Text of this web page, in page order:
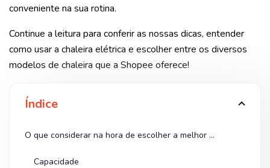
conveniente na sua rotina.
Continue a leitura para conferir as nossas dicas, entender
como usar a chaleira elétrica e escolher entre os diversos
modelos de chaleira que a Shopee oferece!
Índice
O que considerar na hora de escolher a melhor chaleira elétrica?
Capacidade